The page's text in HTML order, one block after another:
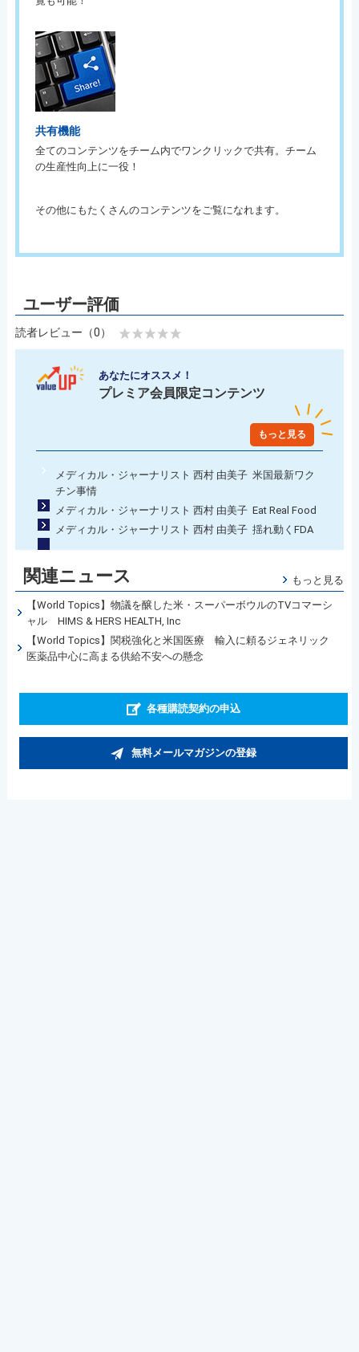
共有機能
全てのコンテンツをチーム内でワンクリックで共有。チーム
の生産性向上に一役！
その他にもたくさんのコンテンツをご覧になれます。
読者レビュー（0）
あなたにオススメ！
プレミア会員限定コンテンツ
もっと見る
メディカル・ジャーナリスト 西村 由美子 米国最新ワク
チン事情
メディカル・ジャーナリスト 西村 由美子 Eat Real Food
メディカル・ジャーナリスト 西村 由美子 揺れ動くFDA
関連ニュース もっと見る
【World Topics】物議を醸した米・スーパーボウルのTVコマーシ
ャル HIMS & HERS HEALTH, Inc
【World Topics】関税強化と米国医療 輸入に頼るジェネリック
医薬品中心に高まる供給不安への懸念
各種購読契約の申込
無料メールマガジンの登録